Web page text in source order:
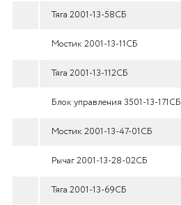
Тяга 2001-13-58СБ
Мостик 2001-13-11СБ
Тяга 2001-13-112CБ
Блок управления 3501-13-171СБ
Мостик 2001-13-47-01СБ
Рычаг 2001-13-28-02СБ
Тяга 2001-13-69СБ